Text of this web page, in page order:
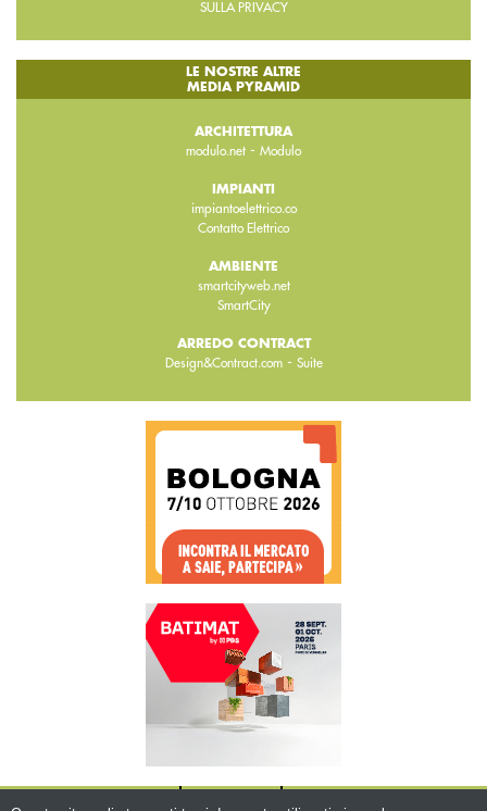
SULLA PRIVACY
LE NOSTRE ALTRE
MEDIA PYRAMID
ARCHITETTURA
modulo.net - Modulo
IMPIANTI
impiantoelettrico.co
Contatto Elettrico
AMBIENTE
smartcityweb.net
SmartCity
ARREDO CONTRACT
Design&Contract.com- Suite